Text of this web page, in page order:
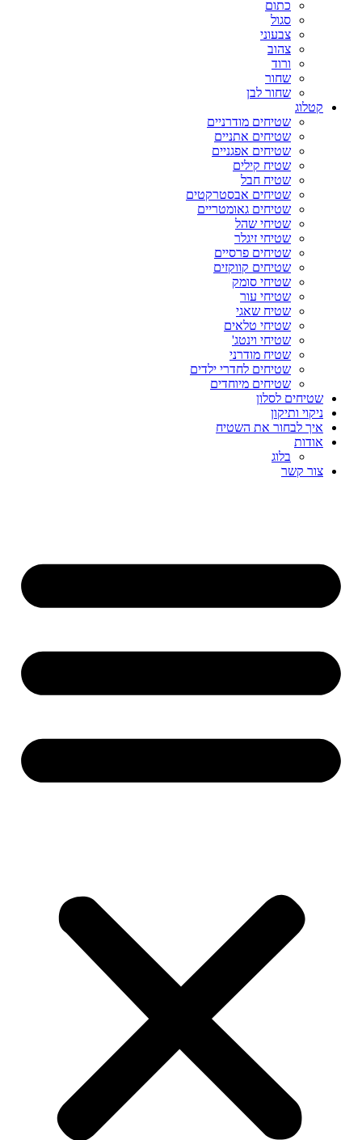
כתום
סגול
צבעוני
צהוב
ורוד
שחור
שחור לבן
קטלוג
שטיחים מודרניים
שטיחים אתניים
שטיחים אפגניים
שטיח קילים
שטיח חבל
שטיחים אבסטרקטים
שטיחים גאומטריים
שטיחי שהל
שטיחי זיגלר
שטיחים פרסיים
שטיחים קווקזים
שטיחי סומק
שטיחי עור
שטיח שאגי
שטיחי טלאים
שטיחי וינטג'
שטיח מודרני
שטיחים לחדרי ילדים
שטיחים מיוחדים
שטיחים לסלון
ניקוי ותיקון
איך לבחור את השטיח
אודות
בלוג
צור קשר